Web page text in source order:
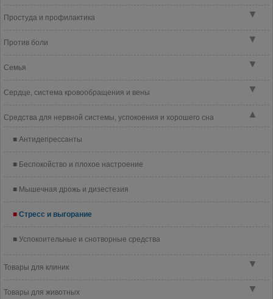
▼
Простуда и профилактика
▼
Против боли
▼
Семья
▼
Сердце, система кровообращения и вены
▲
Средства для нервной системы, успокоения и хорошего сна
Антидепрессанты
Беспокойство и плохое настроение
Мышечная дрожь и дизестезия
Стресс и выгорание
Успокоительные и снотворные средства
▼
Товары для клиник
▼
Товары для животных